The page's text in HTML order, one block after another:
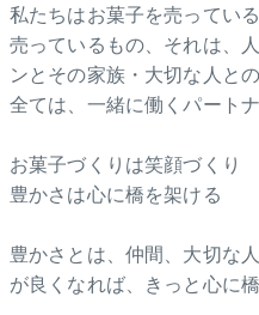
私たちはお菓子を売ってい
売っているもの、それは、
ンとその家族・大切な人と
全ては、一緒に働くパート
お菓子づくりは笑顔づくり
豊かさは心に橋を架ける
豊かさとは、仲間、大切な
が良くなれば、きっと心に